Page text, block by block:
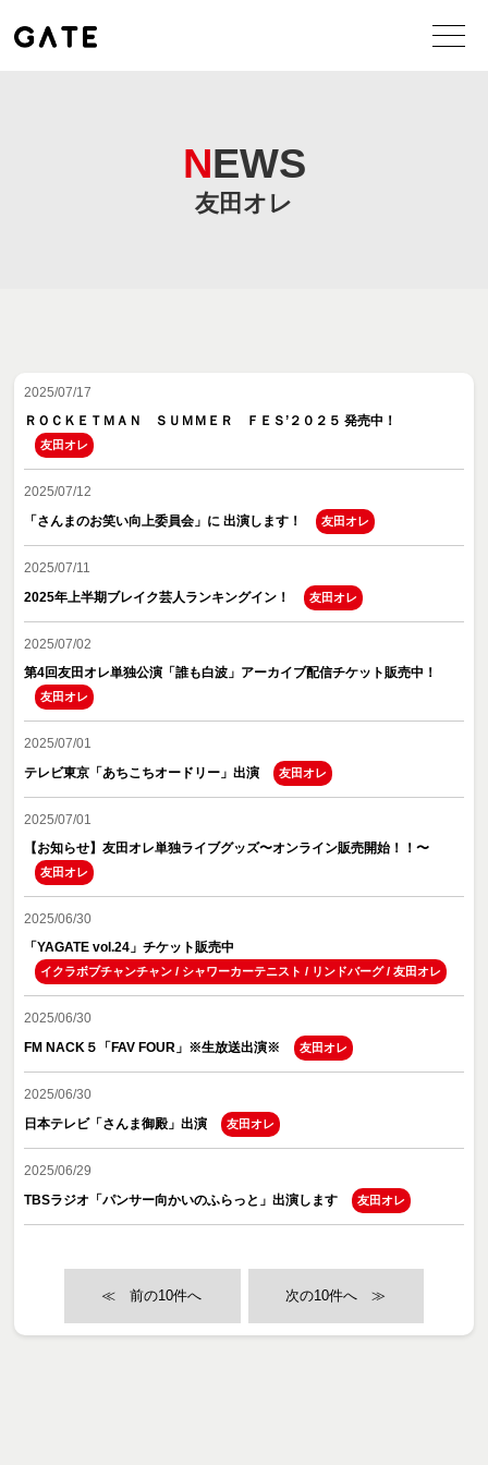
NEWS
友田オレ
2025/07/17
ＲＯＣＫＥＴＭＡＮ ＳＵＭＭＥＲ ＦＥＳ’２０２５ 発売中！
友田オレ
2025/07/12
「さんまのお笑い向上委員会」に 出演します！
友田オレ
2025/07/11
2025年上半期ブレイク芸人ランキングイン！
友田オレ
2025/07/02
第4回友田オレ単独公演「誰も白波」アーカイブ配信チケット販売中！
友田オレ
2025/07/01
テレビ東京「あちこちオードリー」出演
友田オレ
2025/07/01
【お知らせ】友田オレ単独ライブグッズ〜オンライン販売開始！！〜
友田オレ
2025/06/30
「YAGATE vol.24」チケット販売中
イクラボブチャンチャン/ シャワーカーテニスト / リンドバーグ/ 友田オレ
2025/06/30
FM NACK５「FAV FOUR」※生放送出演※
友田オレ
2025/06/30
日本テレビ「さんま御殿」出演
友田オレ
2025/06/29
TBSラジオ「パンサー向かいのふらっと」出演します
友田オレ
≪ ≫